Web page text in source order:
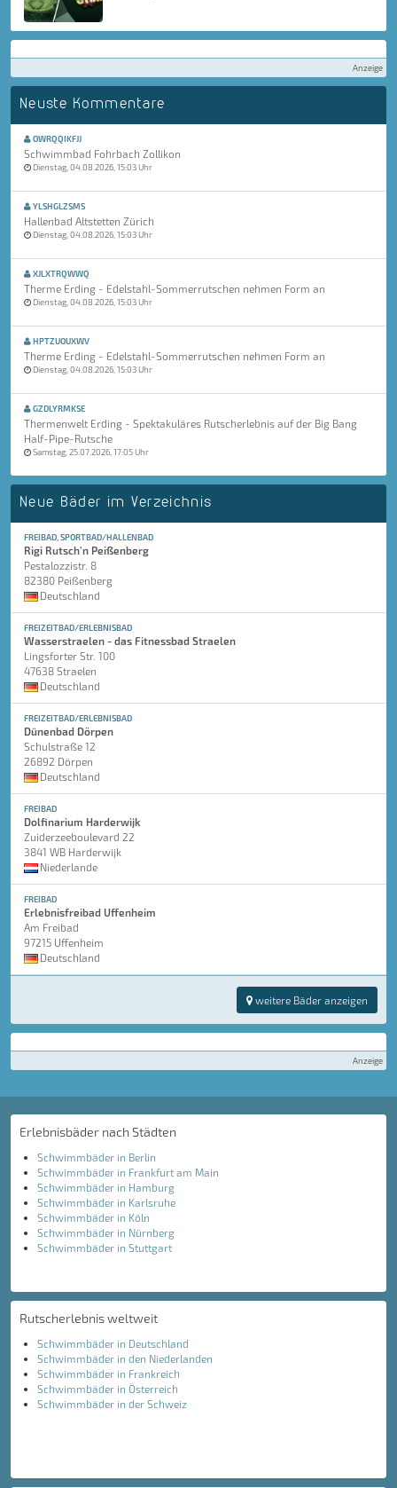
Anzeige
Neuste Kommentare
OWRQQIKFJJ
Schwimmbad Fohrbach Zollikon
Dienstag, 04.08.2026, 15:03 Uhr
YLSHGLZSMS
Hallenbad Altstetten Zürich
Dienstag, 04.08.2026, 15:03 Uhr
XJLXTRQWWQ
Therme Erding - Edelstahl-Sommerrutschen nehmen Form an
Dienstag, 04.08.2026, 15:03 Uhr
HPTZUOUXWV
Therme Erding - Edelstahl-Sommerrutschen nehmen Form an
Dienstag, 04.08.2026, 15:03 Uhr
GZDLYRMKSE
Thermenwelt Erding - Spektakuläres Rutscherlebnis auf der Big Bang
Half-Pipe-Rutsche
Samstag, 25.07.2026, 17:05 Uhr
Neue Bäder im Verzeichnis
FREIBAD, SPORTBAD/HALLENBAD
Rigi Rutsch'n Peißenberg
Pestalozzistr. 8
82380 Peißenberg
Deutschland
FREIZEITBAD/ERLEBNISBAD
Wasserstraelen - das Fitnessbad Straelen
Lingsforter Str. 100
47638 Straelen
Deutschland
FREIZEITBAD/ERLEBNISBAD
Dünenbad Dörpen
Schulstraße 12
26892 Dörpen
Deutschland
FREIBAD
Dolfinarium Harderwijk
Zuiderzeeboulevard 22
3841 WB Harderwijk
Niederlande
FREIBAD
Erlebnisfreibad Uffenheim
Am Freibad
97215 Uffenheim
Deutschland
weitere Bäder anzeigen
Anzeige
Erlebnisbäder nach Städten
Schwimmbäder in Berlin
Schwimmbäder in Frankfurt am Main
Schwimmbäder in Hamburg
Schwimmbäder in Karlsruhe
Schwimmbäder in Köln
Schwimmbäder in Nürnberg
Schwimmbäder in Stuttgart
Rutscherlebnis weltweit
Schwimmbäder in Deutschland
Schwimmbäder in den Niederlanden
Schwimmbäder in Frankreich
Schwimmbäder in Österreich
Schwimmbäder in der Schweiz